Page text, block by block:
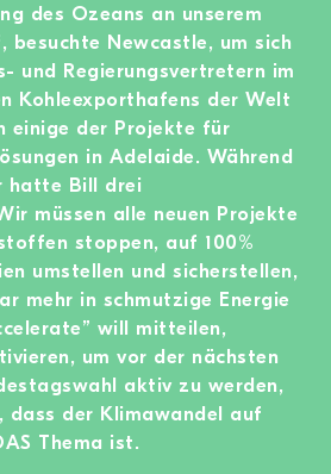
des Ozeans an unserem
besuchte Newcastle, um sich
und Regierungsvertretern im
Kohleexporthafens der Welt
einige der Projekte für
in Adelaide. Während
hatte Bill drei
müssen alle neuen Projekte
stoppen, auf 100%
umstellen und sicherstellen,
mehr in schmutzige Energie
will mitteilen,
um vor der nächsten
aktiv zu werden,
dass der Klimawandel auf
Thema ist.